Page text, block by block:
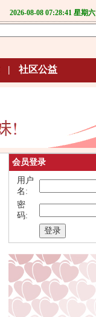
2026-08-08 07:28:41 星期六
| 社区公益
会员登录
用户
名:
密
码: